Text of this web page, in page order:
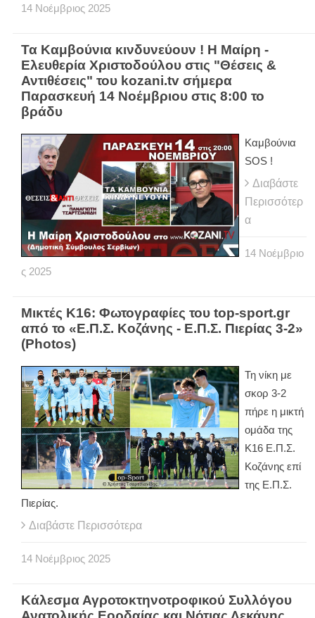
14 Νοέμβριος 2025
Τα Καμβούνια κινδυνεύουν ! Η Μαίρη -
Ελευθερία Χριστοδούλου στις "Θέσεις &
Αντιθέσεις" του kozani.tv σήμερα
Παρασκευή 14 Νοέμβριου στις 8:00 το
βράδυ
Καμβούνια
SOS !
Διαβάστε
Περισσότερ
α
14 Νοέμβριο
ς 2025
Μικτές Κ16: Φωτογραφίες του top-sport.gr
από το «Ε.Π.Σ. Κοζάνης - Ε.Π.Σ. Πιερίας 3-2»
(Photos)
Τη νίκη με
σκορ 3-2
πήρε η μικτή
ομάδα της
Κ16 Ε.Π.Σ.
Κοζάνης επί
της Ε.Π.Σ.
Πιερίας.
Διαβάστε Περισσότερα
14 Νοέμβριος 2025
Κάλεσμα Αγροτοκτηνοτροφικού Συλλόγου